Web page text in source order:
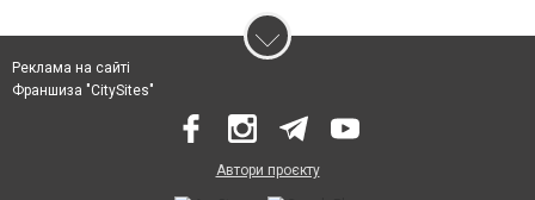
Реклама на сайті
Франшиза "CitySites"
Автори проєкту